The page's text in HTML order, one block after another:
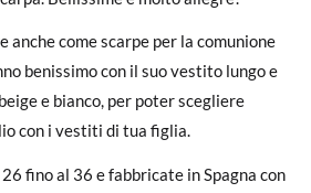
anche come scarpe per la comunione
benissimo con il suo vestito lungo e
e bianco, per poter scegliere
con i vestiti di tua figlia.
fino al 36 e fabbricate in Spagna con